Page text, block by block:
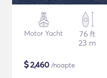
Motor Yacht
76 ft
23 m
$2,460 /noapte